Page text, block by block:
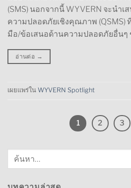
(SMS) นอกจากนี้ WYVERN จะนำเ
ความปลอดภัยเชิงคุณภาพ (QSMS)
มือ/ข้อเสนอด้านความปลอดภัยอื่นๆ
อ่านต่อ →
เผยแพร่ใน WYVERN Spotlight
1 2 3